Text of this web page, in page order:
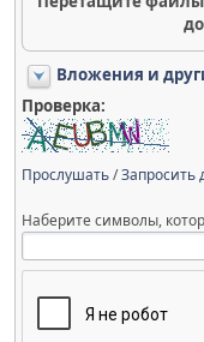
Вложения и
Проверка:
Прослушать/Запросить
Наберите символы,